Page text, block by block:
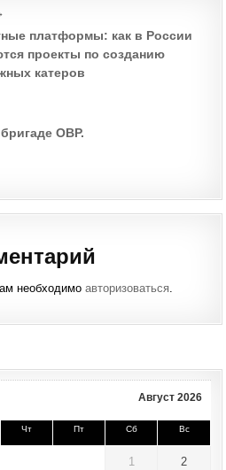
платформы: как в России
проекты по созданию
катеров
ОВР.
необходимоавторизоваться.
Август 2026
Чт Пт Сб Вс
1 2